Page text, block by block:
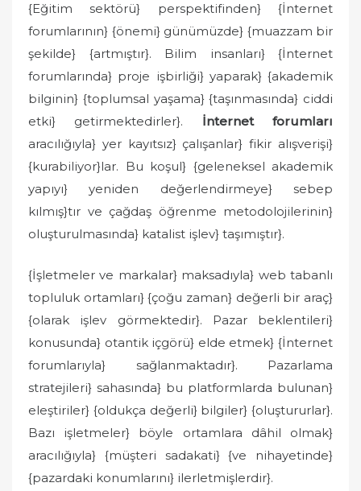
{Eğitim sektörü} perspektifinden} {İnternet
forumlarının} {önemi} günümüzde} {muazzam bir
şekilde} {artmıştır}. Bilim insanları} {İnternet
forumlarında} proje işbirliği} yaparak} {akademik
bilginin} {toplumsal yaşama} {taşınmasında} ciddi
etki} getirmektedirler}. İnternet forumları
aracılığıyla} yer kayıtsız} çalışanlar} fikir alışverişi}
{kurabiliyor}lar. Bu koşul} {geleneksel akademik
yapıyı} yeniden değerlendirmeye} sebep
kılmış}tır ve çağdaş öğrenme metodolojilerinin}
oluşturulmasında} katalist işlev} taşımıştır}.
{İşletmeler ve markalar} maksadıyla} web tabanlı
topluluk ortamları} {çoğu zaman} değerli bir araç}
{olarak işlev görmektedir}. Pazar beklentileri}
konusunda} otantik içgörü} elde etmek} {İnternet
forumlarıyla} sağlanmaktadır}. Pazarlama
stratejileri} sahasında} bu platformlarda bulunan}
eleştiriler} {oldukça değerli} bilgiler} {oluştururlar}.
Bazı işletmeler} böyle ortamlara dâhil olmak}
aracılığıyla} {müşteri sadakati} {ve nihayetinde}
{pazardaki konumlarını} ilerletmişlerdir}.